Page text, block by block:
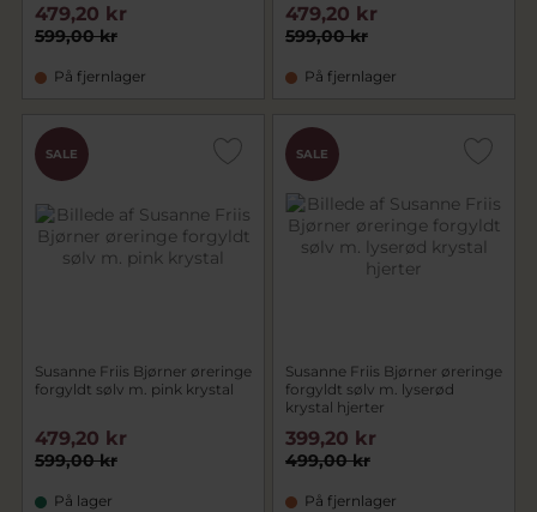
599,00 kr
479,20 kr
På fjernlager
599,00 kr
479,20 kr
På fjernlager
SALE
Susanne Friis Bjørner øreringe
forgyldt sølv m. pink krystal
599,00 kr
479,20 kr
På lager
SALE
Susanne Friis Bjørner øreringe
forgyldt sølv m. lyserød
krystal hjerter
499,00 kr
399,20 kr
På fjernlager